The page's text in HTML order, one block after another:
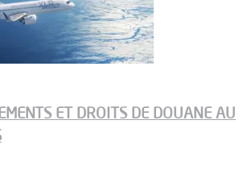
ET DROITS DE DOUANE AU